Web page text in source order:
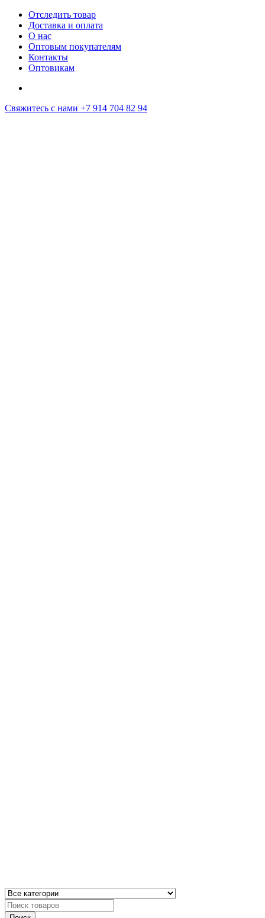
Отследить товар
Доставка и оплата
О нас
Оптовым покупателям
Контакты
Оптовикам
Свяжитесь с нами +7 914 704 82 94